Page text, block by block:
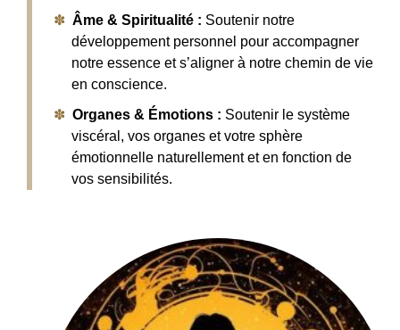
Âme & Spiritualité : Soutenir notre
développement personnel pour accompagner
notre essence et s’aligner à notre chemin de vie
en conscience.
Organes & Émotions : Soutenir le système
viscéral, vos organes et votre sphère
émotionnelle naturellement et en fonction de
vos sensibilités.